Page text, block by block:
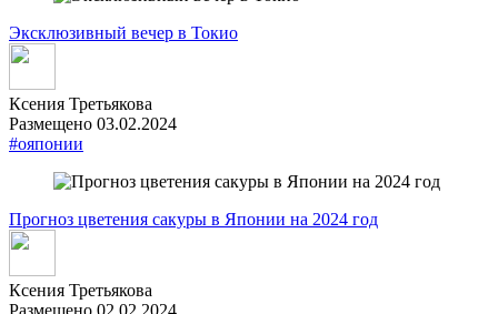
Эксклюзивный вечер в Токио
Ксения Третьякова
Размещено 03.02.2024
#ояпонии
Прогноз цветения сакуры в Японии на 2024 год
Ксения Третьякова
Размещено 02.02.2024